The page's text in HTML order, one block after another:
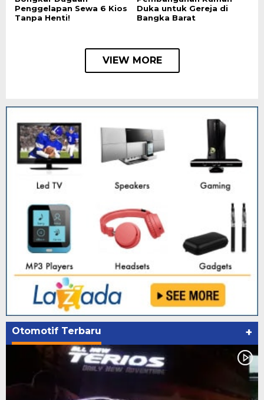
Penggelapan Sewa 6 Kios
Tanpa Henti!
Duka untuk Gereja di
Bangka Barat
VIEW MORE
Otomotif Terbaru +